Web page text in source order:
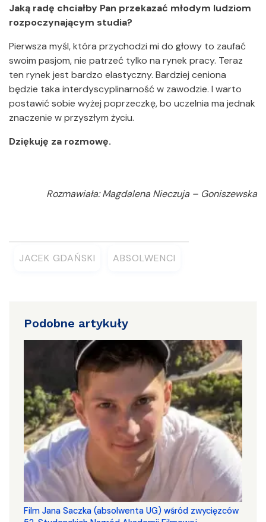
Jaką radę chciałby Pan przekazać młodym ludziom
rozpoczynającym studia?
Pierwsza myśl, która przychodzi mi do głowy to zaufać
swoim pasjom, nie patrzeć tylko na rynek pracy. Teraz
ten rynek jest bardzo elastyczny. Bardziej ceniona
będzie taka interdyscyplinarność w zawodzie. I warto
postawić sobie wyżej poprzeczkę, bo uczelnia ma jednak
znaczenie w przyszłym życiu.
Dziękuję za rozmowę.
Rozmawiała: Magdalena Nieczuja – Goniszewska
JACEK GDAŃSKI ABSOLWENCI
Podobne artykuły
Film Jana Saczka (absolwenta UG) wśród zwycięzców